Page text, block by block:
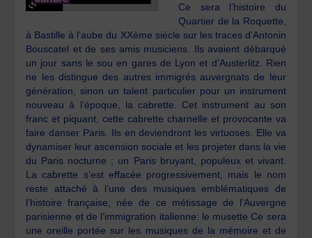
Ce sera l’histoire du
Quartier de la Roquette,
à Bastille à l’aube du XXème siècle sur les traces d’Antonin
Bouscatel et de ses amis musiciens. Ils avaient débarqué
un jour sans le sou en gares de Lyon et d’Austerlitz. Rien
ne les distingue des autres immigrés auvergnats de leur
génération, sinon un talent particulier pour un instrument
nouveau à l’époque, la cabrette. Cet instrument au son
franc et piquant, cette cabrette charnelle et provocante va
faire danser Paris. Ils en deviendront les virtuoses. Elle va
dynamiser leur ascension sociale et les projeter dans la vie
du Paris nocturne ; un Paris bruyant, populeux et vivant.
La cabrette s’est effacée progressivement, mais le nom
reste attaché à l’une des musiques emblématiques de
l’histoire française, née de ce métissage de l’Auvergne
parisienne et de l’immigration italienne: le musette Ce sera
une oreille portée sur les musiques de la mémoire et de